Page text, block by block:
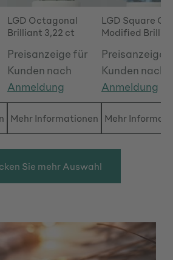
LGD Octagonal
Brilliant 3,22 ct
Preisanzeige für
Kunden nach
Anmeldung
Mehr Informationen
LGD Square
Modified
Preisanzeige
Kunden nach
Anmeldung
Mehr
Sie mehr Auswahl